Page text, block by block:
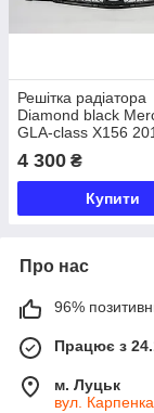
Решітка радіатора
Diamond black
GLA-class X156
4 300 ₴
Купити
Про нас
96%
Працює з
м. Луцьк
вул.